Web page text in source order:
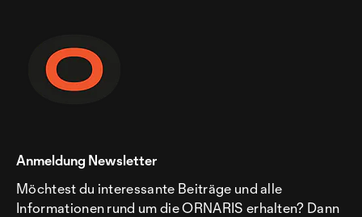
Anmeldung Newsletter
Möchtest du interessante Beiträge und alle
Informationen rund um die ORNARIS erhalten? Dann